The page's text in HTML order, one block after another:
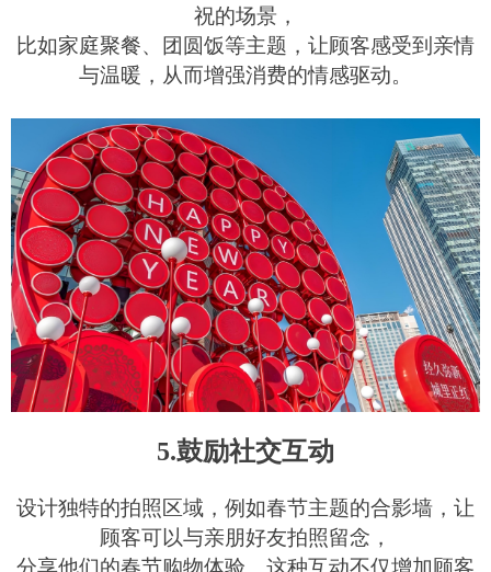
祝的场景，
比如家庭聚餐、团圆饭等主题，让顾客感受到亲情
与温暖，从而增强消费的情感驱动。
5.鼓励社交互动
设计独特的拍照区域，例如春节主题的合影墙，让
顾客可以与亲朋好友拍照留念，
分享他们的春节购物体验。这种互动不仅增加顾客